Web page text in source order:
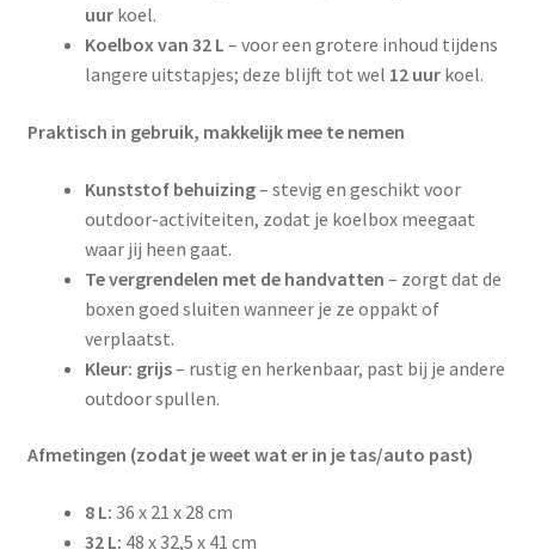
uurkoel.
Koelbox van 32 L – voor een grotere inhoud tijdens
langere uitstapjes; deze blijft tot wel 12 uurkoel.
Praktisch in gebruik, makkelijk mee te nemen
Kunststof behuizing– stevig en geschikt voor
outdoor-activiteiten, zodat je koelbox meegaat
waar jij heen gaat.
Te vergrendelen met de handvatten – zorgt dat de
boxen goed sluiten wanneer je ze oppakt of
verplaatst.
Kleur: grijs– rustig en herkenbaar, past bij je andere
outdoor spullen.
Afmetingen (zodat je weet wat er in je tas/auto past)
8 L: 36 x 21 x 28 cm
32 L: 48 x 32,5 x 41 cm